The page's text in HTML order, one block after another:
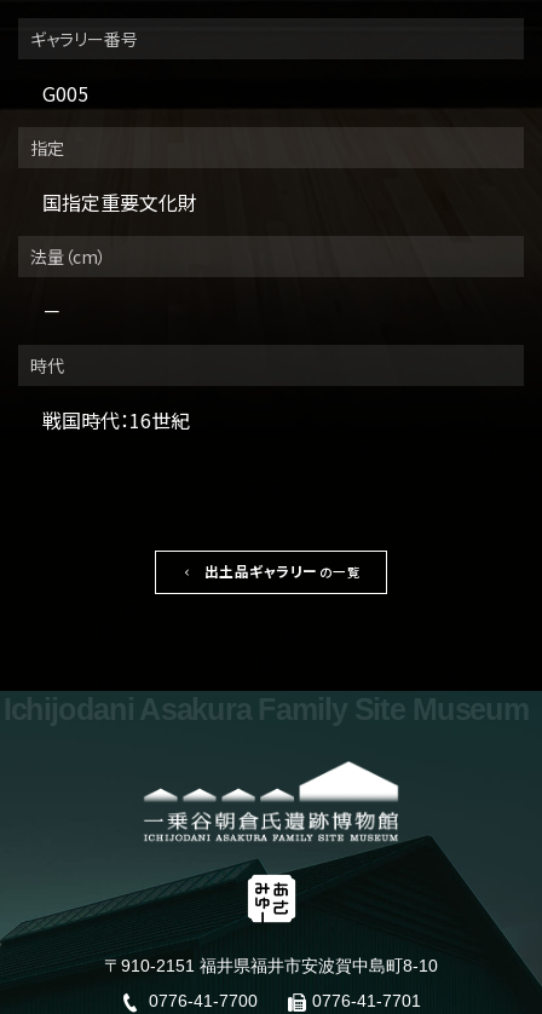
ギャラリー番号
G005
指定
国指定重要文化財
法量（cm）
－
時代
戦国時代：16世紀
出土品ギャラリー の一覧
Ichijodani Asakura Family Site Museum
〒910-2151 福井県福井市安波賀中島町8-10
0776-41-7700
0776-41-7701